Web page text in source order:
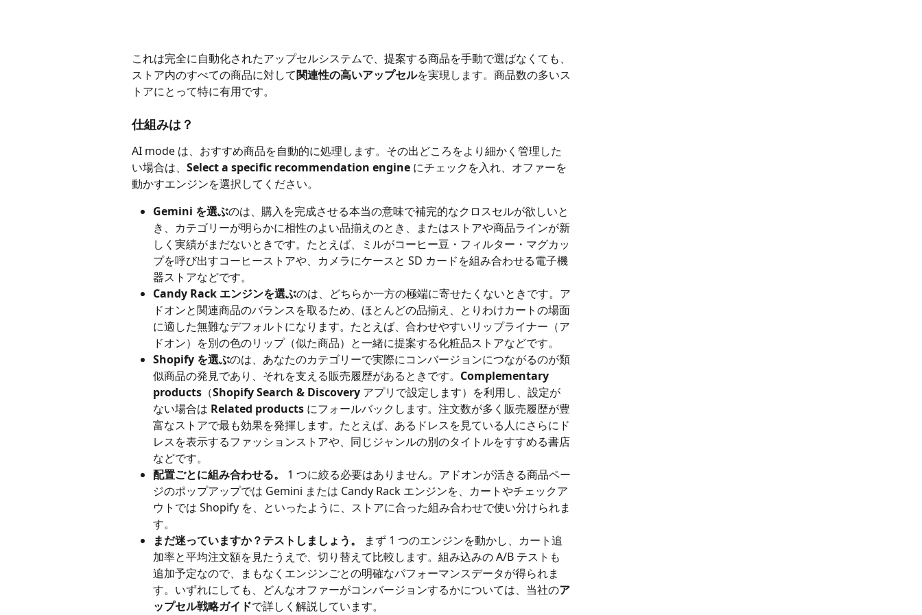
これは完全に自動化されたアップセルシステムで、提案する商品を手動で選ばなくても、
ストア内のすべての商品に対して関連性の高いアップセルを実現します。商品数の多いス
トアにとって特に有用です。
仕組みは？
AI mode は、おすすめ商品を自動的に処理します。その出どころをより細かく管理した
い場合は、 Select a specific recommendation engine にチェックを入れ、オファーを
動かすエンジンを選択してください。
Gemini を選ぶのは、購入を完成させる本当の意味で補完的なクロスセルが欲しいと
き、カテゴリーが明らかに相性のよい品揃えのとき、またはストアや商品ラインが新
しく実績がまだないときです。たとえば、ミルがコーヒー豆・フィルター・マグカッ
プを呼び出すコーヒーストアや、カメラにケースと SD カードを組み合わせる電子機
器ストアなどです。
Candy Rack エンジンを選ぶのは、どちらか一方の極端に寄せたくないときです。ア
ドオンと関連商品のバランスを取るため、ほとんどの品揃え、とりわけカートの場面
に適した無難なデフォルトになります。たとえば、合わせやすいリップライナー（ア
ドオン）を別の色のリップ（似た商品）と一緒に提案する化粧品ストアなどです。
Shopify を選ぶのは、あなたのカテゴリーで実際にコンバージョンにつながるのが類
似商品の発見であり、それを支える販売履歴があるときです。 Complementary
products （Shopify Search & Discovery アプリで設定します）を利用し、設定が
ない場合は Related products にフォールバックします。注文数が多く販売履歴が豊
富なストアで最も効果を発揮します。たとえば、あるドレスを見ている人にさらにド
レスを表示するファッションストアや、同じジャンルの別のタイトルをすすめる書店
などです。
配置ごとに組み合わせる。
1 つに絞る必要はありません。アドオンが活きる商品ペー
ジのポップアップでは Gemini または Candy Rack エンジンを、カートやチェックア
ウトでは Shopify を、といったように、ストアに合った組み合わせで使い分けられま
す。
まだ迷っていますか？テストしましょう。
まず 1 つのエンジンを動かし、カート追
加率と平均注文額を見たうえで、切り替えて比較します。組み込みの A/B テストも
追加予定なので、まもなくエンジンごとの明確なパフォーマンスデータが得られま
す。いずれにしても、どんなオファーがコンバージョンするかについては、当社のア
ップセル戦略ガイドで詳しく解説しています。